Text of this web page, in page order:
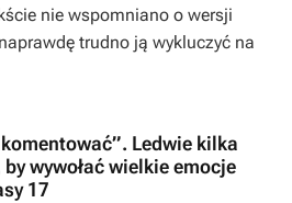
nie wspomniano o wersji
trudno ją wykluczyć na
Ledwie kilka
by wywołać wielkie emocje
17